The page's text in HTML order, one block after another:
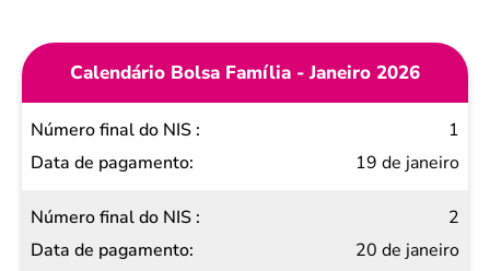
Calendário Bolsa Família - Janeiro 2026
Número
final do
Data de
pagamento
1
19 de janeiro
2
20 de janeiro